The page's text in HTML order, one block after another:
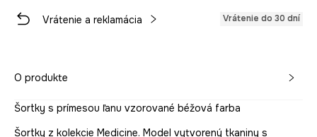
Vrátenie a reklamácia Vrátenie do 30 dní
O produkte
Šortky s prímesou ľanu vzorované béžová farba
Šortky z kolekcie Medicine. Model vytvorený tkaniny s